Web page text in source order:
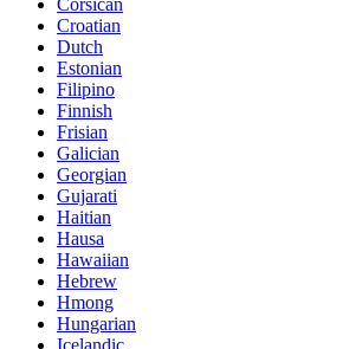
Croatian
Dutch
Estonian
Filipino
Finnish
Frisian
Galician
Georgian
Gujarati
Haitian
Hausa
Hawaiian
Hebrew
Hmong
Hungarian
Icelandic